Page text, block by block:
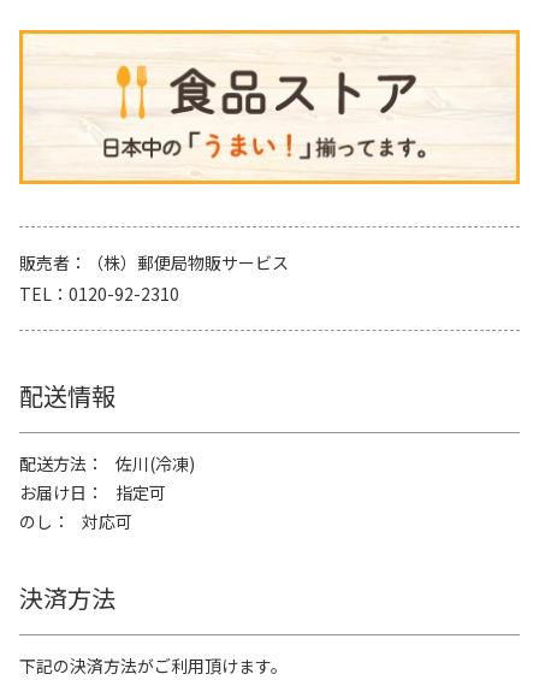
販売者
（株）郵便局物販サービス
TEL
0120-92-2310
配送情報
配送方法
佐川(冷凍)
お届け日
指定可
のし
対応可
決済方法
下記の決済方法がご利用頂けます。